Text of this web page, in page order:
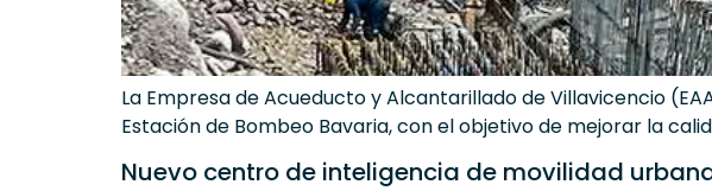
La Empresa de Acueducto y Alcantarillado de Villavicencio
Estación de Bombeo Bavaria, con el objetivo de mejorar la
Nuevo centro de inteligencia de movilidad